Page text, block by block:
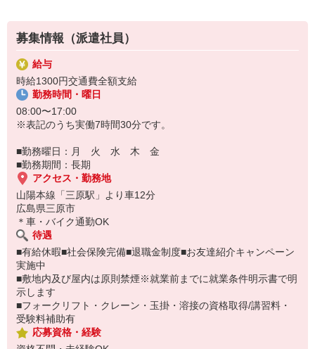
登録方法は、【オンライン】【電話】【登録会来場】の3つから
選べます♪
★★履歴書・証明写真は不要！★★
また、ご登録済の方はお仕事の紹介がスムーズです。
ご応募お待ちしています。
募集情報（派遣社員）
給与
時給1300円交通費全額支給
勤務時間・曜日
08:00〜17:00
※表記のうち実働7時間30分です。
■勤務曜日：月 火 水 木 金
■勤務期間：長期
アクセス・勤務地
山陽本線「三原駅」より車12分
広島県三原市
＊車・バイク通勤OK
待遇
■有給休暇■社会保険完備■退職金制度■お友達紹介キャンペーン
実施中
■敷地内及び屋内は原則禁煙※就業前までに就業条件明示書で明
示します
■フォークリフト・クレーン・玉掛・溶接の資格取得/講習料・
受験料補助有
応募資格・経験